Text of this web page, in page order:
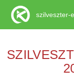
szilveszter-